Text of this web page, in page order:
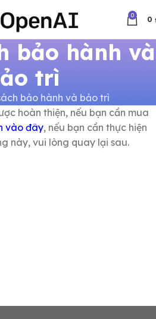
0 0
bảo hành và
trì
bảo hành và bảo trì
hoàn thiện, nếu bạn cần mua
vào đây, nếu bạn cần thực hiện
này, vui lòng quay lại sau.